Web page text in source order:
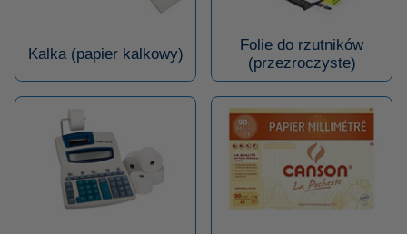
Kalka (papier kalkowy)
Folie do rzutników
(przezroczyste)